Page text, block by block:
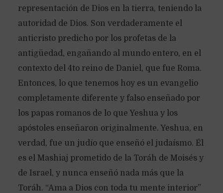
representación de Dios en la tierra, teniendo la
autoridad de Dios. Son verdaderamente el
anticristo predicho por los profetas de la
antigüedad, engañando al mundo entero, en el
contexto del 4to reino de Daniel, que fue Roma.
Entonces, lo que tenemos hoy es un evangelio
completamente diferente y falso enseñado por
los papas romanos de lo que Yeshua y los
apóstoles enseñaron originalmente. Yeshua, en
verdad, fue un judío que enseñó el judaísmo. Él
es el Mashiaj prometido de la Toráh de Moisés y
de Israel, y nunca enseñó nada más que la
Toráh. “Ama a Dios con toda tu mente interior”